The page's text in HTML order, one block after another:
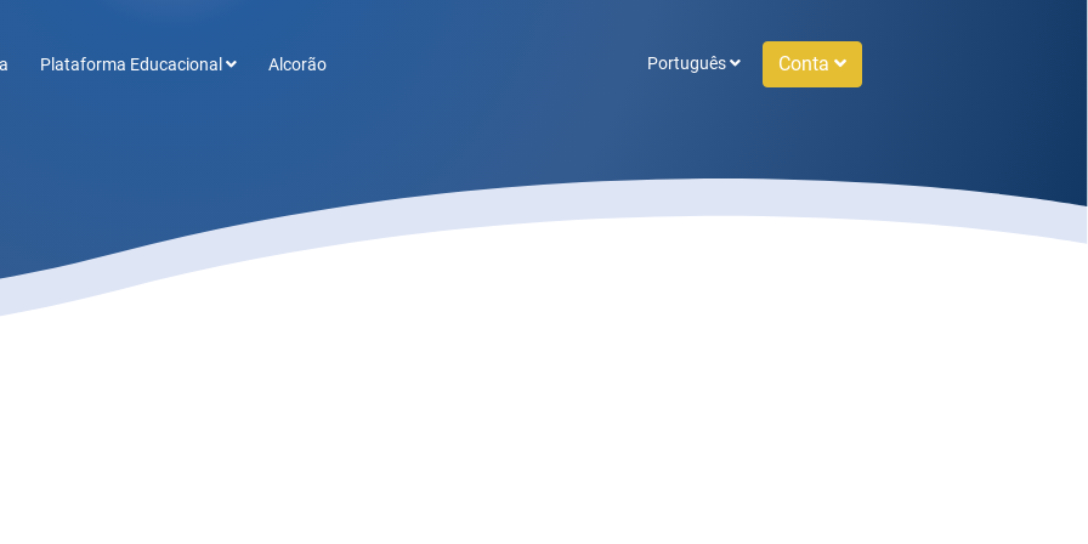
Plataforma Educacional Alcorão Português Conta